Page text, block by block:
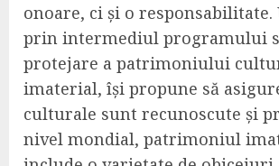
onoare, ci și o responsabilitate.
prin intermediul programului
protejare a patrimoniului
imaterial, își propune să
culturale sunt recunoscute și
nivel mondial, patrimoniul